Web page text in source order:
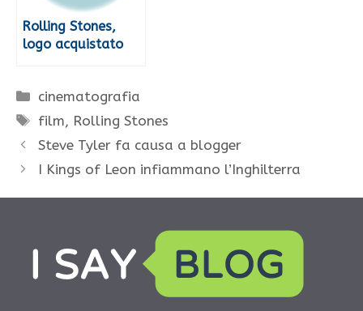
Rolling Stones,
logo acquistato
Categorie
cinematografia
Tag
film, Rolling Stones
Steve Tyler fa causa a blogger
I Kings of Leon infiammano l’Inghilterra